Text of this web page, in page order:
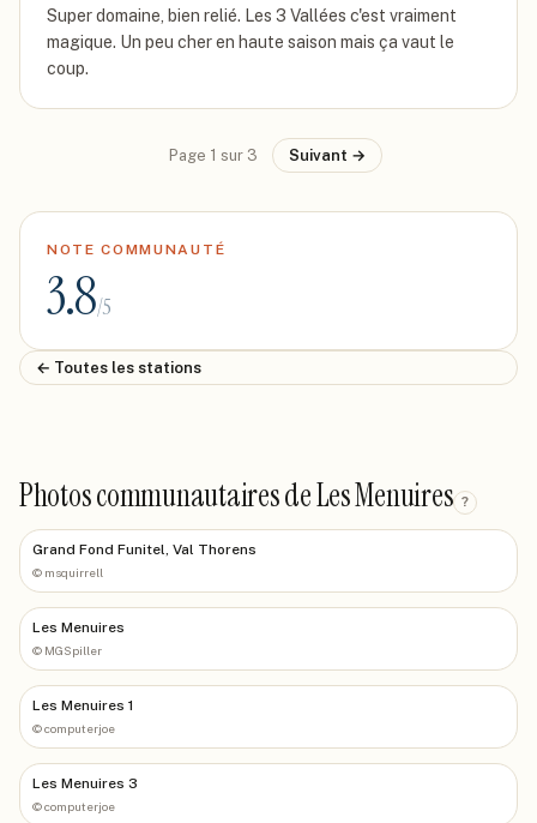
Super domaine, bien relié. Les 3 Vallées c'est vraiment
magique. Un peu cher en haute saison mais ça vaut le
coup.
Page 1 sur 3 Suivant →
NOTE COMMUNAUTÉ
3.8/5
← Toutes les stations
Photos communautaires de Les Menuires ?
Grand Fond Funitel, Val Thorens
© msquirrell
Les Menuires
© MGSpiller
Les Menuires 1
©computerjoe
Les Menuires 3
©computerjoe